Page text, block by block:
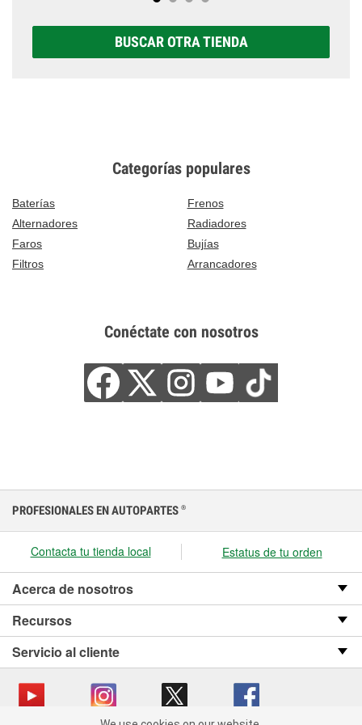
BUSCAR OTRA TIENDA
Categorías populares
Baterías
Frenos
Alternadores
Radiadores
Faros
Bujías
Filtros
Arrancadores
Conéctate con nosotros
PROFESIONALES EN AUTOPARTES ®
Contacta tu tienda local Estatus de tu orden
Acerca de nosotros
Recursos
Servicio al cliente